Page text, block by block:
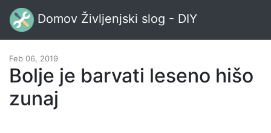
Domov Življenjski slog - DIY
Feb 06, 2019
Bolje je barvati leseno hišo
zunaj